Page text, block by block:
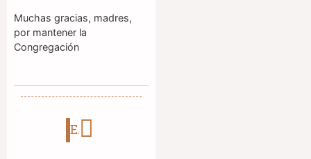
Muchas gracias, madres,
por mantener la
Congregación
EL VIAJE DE TUDELA A TALAVERA DE LA REINA